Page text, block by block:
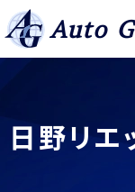
Auto
日野リエ